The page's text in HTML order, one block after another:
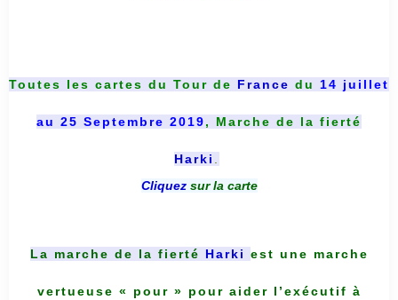
Toutes les cartes du Tour de France du 14 juillet
au 25 Septembre 2019, Marche de la fierté
Harki
Cliquez sur la carte
La marche de la fierté Harki est une marche
vertueuse « pour » pour aider l’exécutif à